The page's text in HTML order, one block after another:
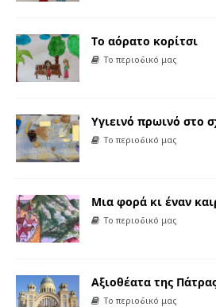
Το αόρατο κορίτσι
Το περιοδικό μας
Υγιεινό πρωινό στο
Το περιοδικό μας
Μια φορά κι έναν
Το περιοδικό μας
Αξιοθέατα της
Το περιοδικό μας